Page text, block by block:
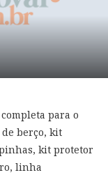
para o
berço, kit
kit protetor
linha